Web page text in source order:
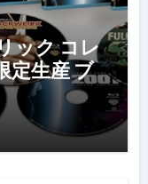
ック コレ
定生産 ブ